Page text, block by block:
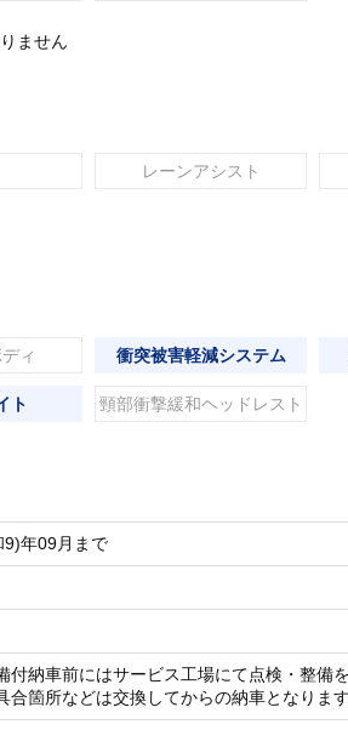
ません
レーンアシスト
ィ 衝突被害軽減システム
ト 頸部衝撃緩和ヘッドレスト
年09月まで
付納車前にはサービス工場にて点検・整備
合箇所などは交換してからの納車となります